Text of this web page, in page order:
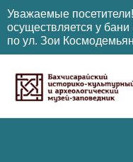
Уважаемые
осуществляется у
по ул. Зои
содержимому